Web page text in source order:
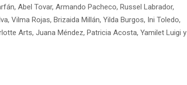
Abel Tovar, Armando Pacheco, Russel Labrador,
Vilma Rojas, Brizaida Millán, Yilda Burgos, Ini Toledo,
Arts, Juana Méndez, Patricia Acosta, Yamilet Luigi y